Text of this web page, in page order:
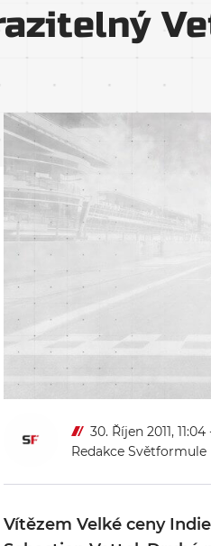
30. Říjen 2011, 11:04
Redakce Světformule
Vítězem Velké ceny